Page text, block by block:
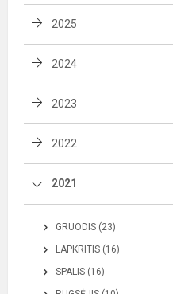
2025
2024
2023
2022
2021
GRUODIS (23)
LAPKRITIS (16)
SPALIS (16)